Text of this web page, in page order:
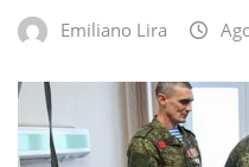
Emiliano Lira